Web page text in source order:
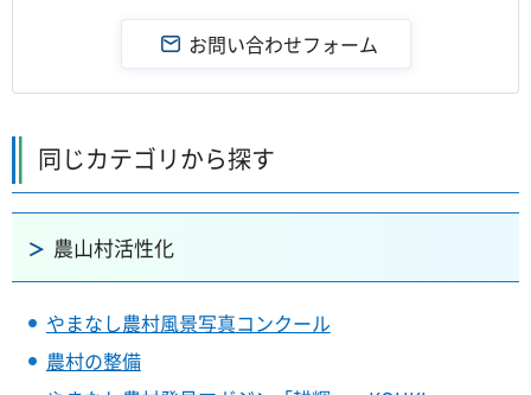
同じカテゴリから探す
農山村活性化
やまなし農村風景写真コンクール
農村の整備